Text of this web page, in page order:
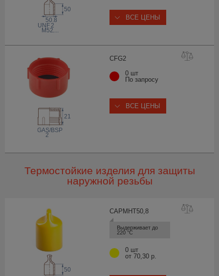
M52,...
50
UNF 2
50.8 ВСЕ ЦЕНЫ
CFG2
GAS/BSP
2
21
0 шт
По запросу
ВСЕ ЦЕНЫ
Термостойкие изделия для защиты
наружной резьбы
CAPMHT50,8
Выдерживает до
220 °С
50
0 шт
от 70,30 р.